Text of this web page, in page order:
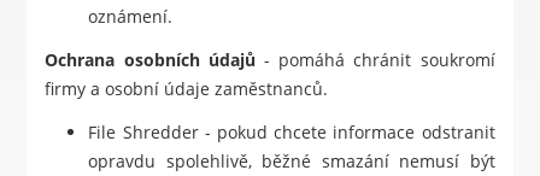
oznámení.
Ochrana osobních údajů - pomáhá chránit soukromí
firmy a osobní údaje zaměstnanců.
File Shredder - pokud chcete informace odstranit
opravdu spolehlivě, běžné smazání nemusí být